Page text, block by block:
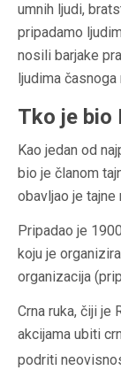
umnih ljudi,
pripadamo
nosili barjake
ljudima
Tko je bio
Kao jedan od
bio je članom
obavljao je
Pripadao je
koju je
organizacija
Crna ruka, čiji je
akcijama ubiti
podriti